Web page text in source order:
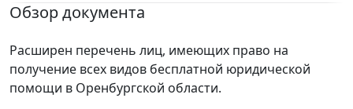
Обзор документа
Расширен перечень лиц, имеющих право на
получение всех видов бесплатной юридической
помощи в Оренбургской области.